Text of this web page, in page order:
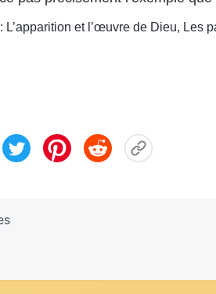
et l’œuvre de Dieu, Les